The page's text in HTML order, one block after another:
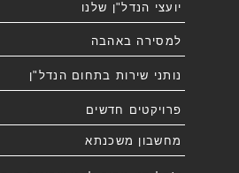
יועצי הנדל"ן שלנו
למסירה באהבה
נותני שירות בתחום הנדל"ן
פרויקטים חדשים
מחשבון משכנתא